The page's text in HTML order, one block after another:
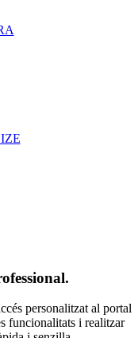
personalitzat al portal
funcionalitats i realitzar